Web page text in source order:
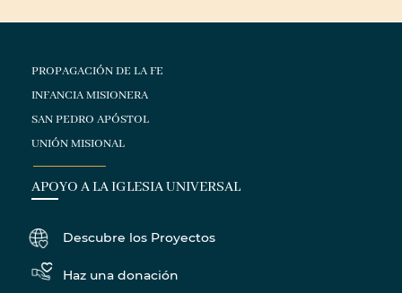
PROPAGACIÓN DE LA FE
INFANCIA MISIONERA
SAN PEDRO APÓSTOL
UNIÓN MISIONAL
APOYO A LA IGLESIA UNIVERSAL
Descubre los Proyectos
Haz una donación